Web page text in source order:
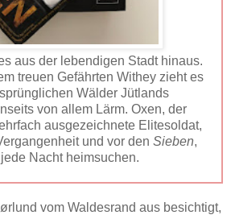
aus der lebendigen Stadt hinaus.
treuen Gefährten Withey zieht es
Wälder Jütlands
von allem Lärm. Oxen, der
ausgezeichnete Elitesoldat,
und vor den Sieben,
Nacht heimsuchen.
vom Waldesrand aus besichtigt,